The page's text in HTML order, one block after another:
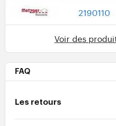
2190110
Voir des
FAQ
Les retours